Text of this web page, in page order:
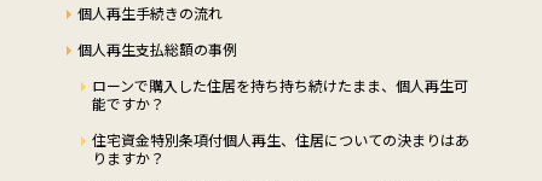
個人再生手続きの流れ
個人再生支払総額の事例
ローンで購入した住居を持ち持ち続けたまま、個人再生可
能ですか？
住宅資金特別条項付個人再生、住居についての決まりはあ
りますか？